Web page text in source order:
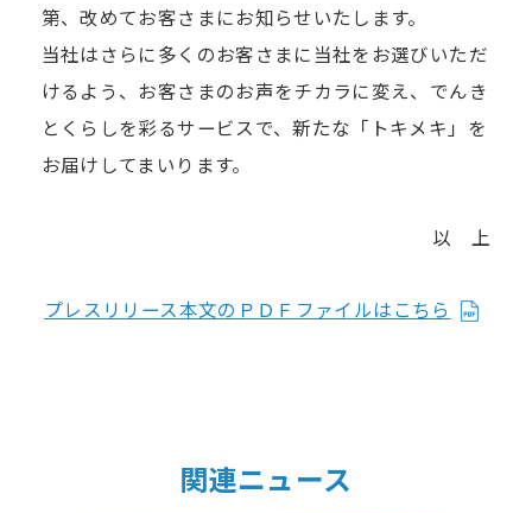
第、改めてお客さまにお知らせいたします。
当社はさらに多くのお客さまに当社をお選びいただ
けるよう、お客さまのお声をチカラに変え、でんき
とくらしを彩るサービスで、新たな「トキメキ」を
お届けしてまいります。
以 上
プレスリリース本文のＰＤＦファイルはこちら
関連ニュース